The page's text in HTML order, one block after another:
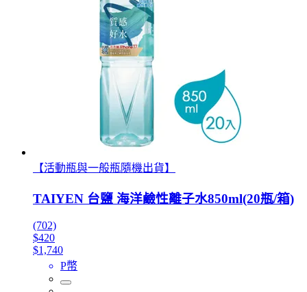
【活動瓶與一般瓶隨機出貨】
TAIYEN 台鹽 海洋鹼性離子水850ml(20瓶/箱)
(702)
$420
$1,740
P幣